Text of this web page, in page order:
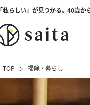
「私らしい」が見つかる。40歳
TOP 掃除・暮らし